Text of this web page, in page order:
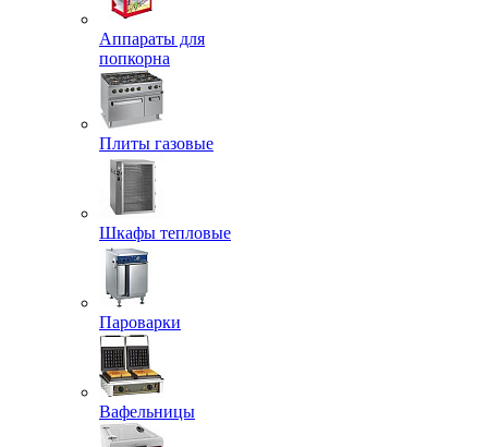
Аппараты для
попкорна
Плиты газовые
Шкафы тепловые
Пароварки
Вафельницы